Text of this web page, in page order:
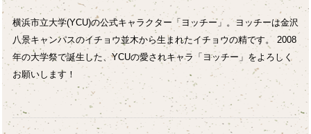
横浜市立大学(YCU)の公式キャラクター「ヨッチー」。ヨッチーは金沢
八景キャンパスのイチョウ並木から生まれたイチョウの精です。 2008
年の大学祭で誕生した、YCUの愛されキャラ「ヨッチー」をよろしく
お願いします！